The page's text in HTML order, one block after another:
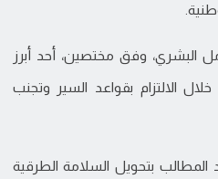
البشري، وفق مختصين، أحد أبرز
الالتزام بقواعد السير وتجنب
المطالب بتحويل السلامة الطرقية